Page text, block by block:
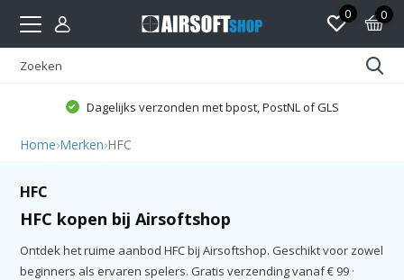
0 0
Dagelijks verzonden met bpost, PostNL of GLS
Home›Merken›HFC
HFC
HFC kopen bij Airsoftshop
Ontdek het ruime aanbod HFC bij Airsoftshop. Geschikt voor zowel
beginners als ervaren spelers. Gratis verzending vanaf € 99 ·